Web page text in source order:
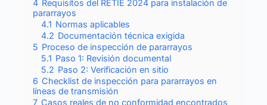
4 Requisitos del RETIE 2024 para instalación de
pararrayos
4.1 Normas aplicables
4.2 Documentación técnica exigida
5 Proceso de inspección de pararrayos
5.1 Paso 1: Revisión documental
5.2 Paso 2: Verificación en sitio
6 Checklist de inspección para pararrayos en
líneas de transmisión
7 Casos reales de no conformidad encontrados